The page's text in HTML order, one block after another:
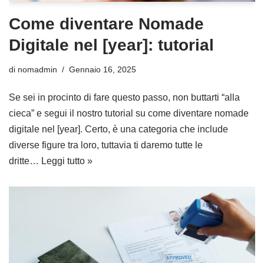
Come diventare Nomade
Digitale nel [year]: tutorial
di nomadmin Gennaio 16, 2025
Se sei in procinto di fare questo passo, non buttarti “alla
cieca” e segui il nostro tutorial su come diventare nomade
digitale nel [year]. Certo, è una categoria che include
diverse figure tra loro, tuttavia ti daremo tutte le
dritte… Leggi tutto »